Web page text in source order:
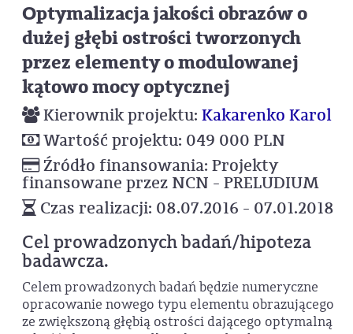
Optymalizacja jakości obrazów o
dużej głębi ostrości tworzonych
przez elementy o modulowanej
kątowo mocy optycznej
Kierownik projektu: Kakarenko Karol
Wartość projektu: 049 000 PLN
Źródło finansowania: Projekty
finansowane przez NCN - PRELUDIUM
Czas realizacji: 08.07.2016 - 07.01.2018
Cel prowadzonych badań/hipoteza
badawcza.
Celem prowadzonych badań będzie numeryczne
opracowanie nowego typu elementu obrazującego
ze zwiększoną głębią ostrości dającego optymalną